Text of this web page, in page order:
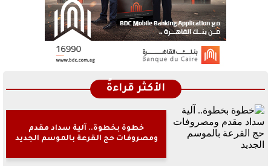
الأكثر قراءةً
خطوة بخطوة.. آلية سداد مقدم
ومصروفات حج القرعة بالموسم الجديد